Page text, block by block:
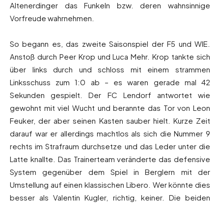
Altenerdinger das Funkeln bzw. deren wahnsinnige
Vorfreude wahrnehmen.
So begann es, das zweite Saisonspiel der F5 und WIE.
Anstoß durch Peer Krop und Luca Mehr. Krop tankte sich
über links durch und schloss mit einem strammen
Linksschuss zum 1:0 ab – es waren gerade mal 42
Sekunden gespielt. Der FC Lendorf antwortet wie
gewohnt mit viel Wucht und berannte das Tor von Leon
Feuker, der aber seinen Kasten sauber hielt. Kurze Zeit
darauf war er allerdings machtlos als sich die Nummer 9
rechts im Strafraum durchsetze und das Leder unter die
Latte knallte. Das Trainerteam veränderte das defensive
System gegenüber dem Spiel in Berglern mit der
Umstellung auf einen klassischen Libero. Wer könnte dies
besser als Valentin Kugler, richtig, keiner. Die beiden